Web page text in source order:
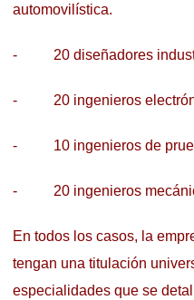
automovilística.
- 20 diseñadores
- 20 ingenieros
- 10 ingenieros de
- 20 ingenieros
En todos los casos, la
tengan una titulación
especialidades que se